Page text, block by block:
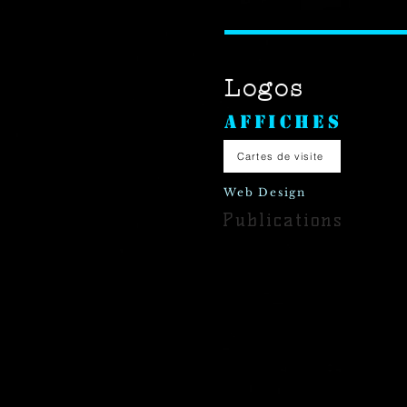
Logos
Affiches
Cartes de visite
Web Design
Publications